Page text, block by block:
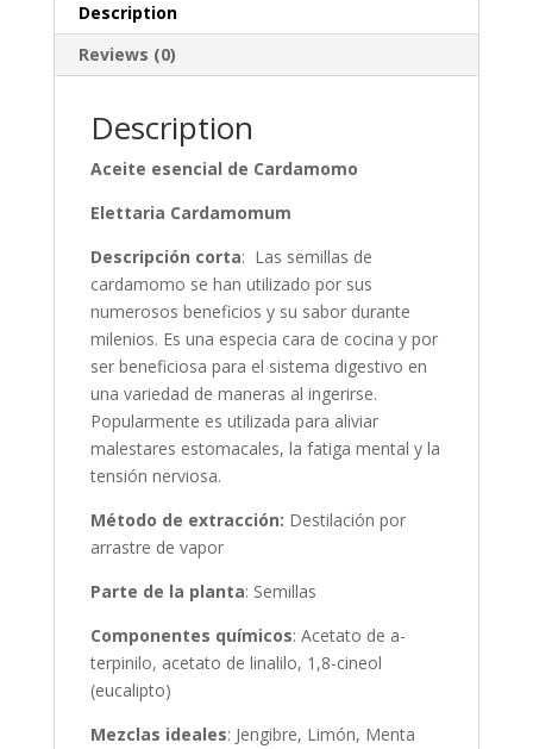
Description
Reviews (0)
Description
Aceite esencial de Cardamomo
Elettaria Cardamomum
Descripción corta: Las semillas de
cardamomo se han utilizado por sus
numerosos beneficios y su sabor durante
milenios. Es una especia cara de cocina y por
ser beneficiosa para el sistema digestivo en
una variedad de maneras al ingerirse.
Popularmente es utilizada para aliviar
malestares estomacales, la fatiga mental y la
tensión nerviosa.
Método de extracción: Destilación por
arrastre de vapor
Parte de la planta: Semillas
Componentes químicos: Acetato de a-
terpinilo, acetato de linalilo, 1,8-cineol
(eucalipto)
Mezclas ideales: Jengibre, Limón, Menta